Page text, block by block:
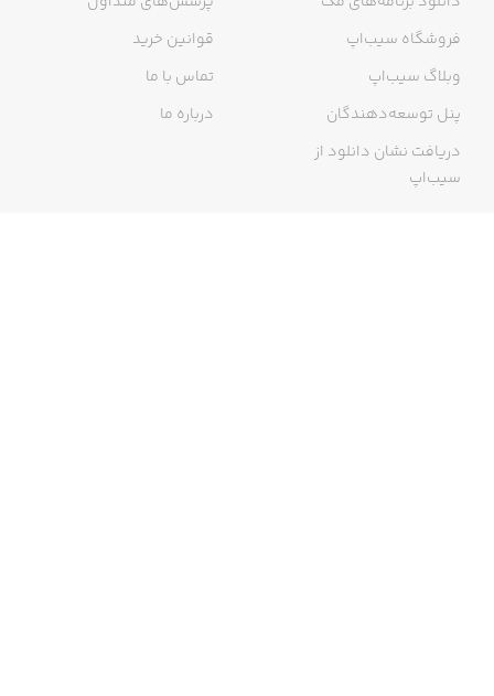
فروشگاه سیب‌اپ
وبلاگ سیب‌اپ
پنل توسعه‌دهندگان
دریافت نشان دانلود از
سیب‌اپ
قوانین خرید
تماس با ما
درباره ما